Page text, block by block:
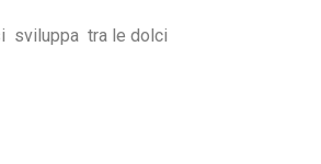
sviluppa tra le dolci